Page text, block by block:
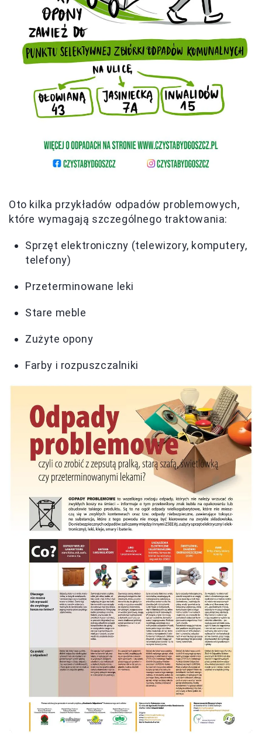
Oto kilka przykładów odpadów problemowych,
które wymagają szczególnego traktowania:
Sprzęt elektroniczny (telewizory, komputery,
telefony)
Przeterminowane leki
Stare meble
Zużyte opony
Farby i rozpuszczalniki